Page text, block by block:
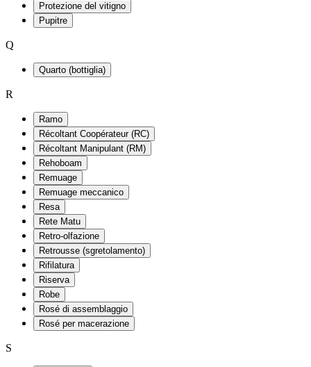
Protezione del vitigno
Pupitre
Q
Quarto (bottiglia)
R
Ramo
Récoltant Coopérateur (RC)
Récoltant Manipulant (RM)
Rehoboam
Remuage
Remuage meccanico
Resa
Rete Matu
Retro-olfazione
Retrousse (sgretolamento)
Rifilatura
Riserva
Robe
Rosé di assemblaggio
Rosé per macerazione
S